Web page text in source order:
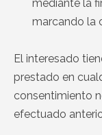
mediante la
marcando la
El interesado
prestado en
consentimiento
efectuado